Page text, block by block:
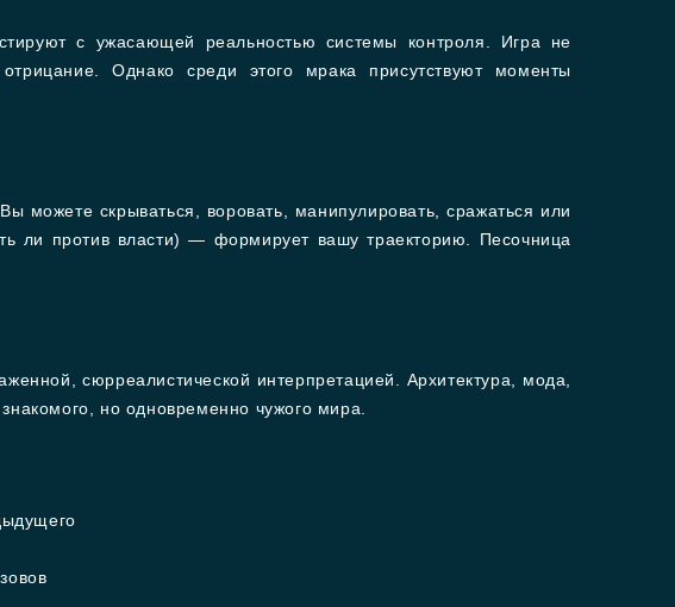
с ужасающей реальностью системы контроля. Игра не
Однако среди этого мрака присутствуют моменты
можете скрываться, воровать, манипулировать, сражаться или
ли против власти) — формирует вашу траекторию. Песочница
сюрреалистической интерпретацией. Архитектура, мода,
но одновременно чужого мира.